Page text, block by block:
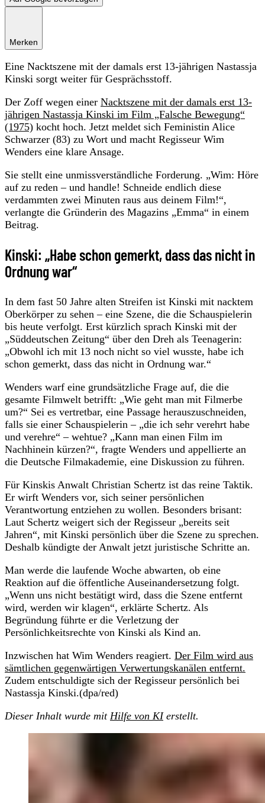
Merken
Eine Nacktszene mit der damals erst 13-jährigen Nastassja
Kinski sorgt weiter für Gesprächsstoff.
Der Zoff wegen einer Nacktszene mit der damals erst 13-
jährigen Nastassja Kinski im Film „Falsche Bewegung“
(1975) kocht hoch. Jetzt meldet sich Feministin Alice
Schwarzer (83) zu Wort und macht Regisseur Wim
Wenders eine klare Ansage.
Sie stellt eine unmissverständliche Forderung. „Wim: Höre
auf zu reden – und handle! Schneide endlich diese
verdammten zwei Minuten raus aus deinem Film!“,
verlangte die Gründerin des Magazins „Emma“ in einem
Beitrag.
Kinski: „Habe schon gemerkt, dass das nicht in
Ordnung war“
In dem fast 50 Jahre alten Streifen ist Kinski mit nacktem
Oberkörper zu sehen – eine Szene, die die Schauspielerin
bis heute verfolgt. Erst kürzlich sprach Kinski mit der
„Süddeutschen Zeitung“ über den Dreh als Teenagerin:
„Obwohl ich mit 13 noch nicht so viel wusste, habe ich
schon gemerkt, dass das nicht in Ordnung war.“
Wenders warf eine grundsätzliche Frage auf, die die
gesamte Filmwelt betrifft: „Wie geht man mit Filmerbe
um?“ Sei es vertretbar, eine Passage herauszuschneiden,
falls sie einer Schauspielerin – „die ich sehr verehrt habe
und verehre“ – wehtue? „Kann man einen Film im
Nachhinein kürzen?“, fragte Wenders und appellierte an
die Deutsche Filmakademie, eine Diskussion zu führen.
Für Kinskis Anwalt Christian Schertz ist das reine Taktik.
Er wirft Wenders vor, sich seiner persönlichen
Verantwortung entziehen zu wollen. Besonders brisant:
Laut Schertz weigert sich der Regisseur „bereits seit
Jahren“, mit Kinski persönlich über die Szene zu sprechen.
Deshalb kündigte der Anwalt jetzt juristische Schritte an.
Man werde die laufende Woche abwarten, ob eine
Reaktion auf die öffentliche Auseinandersetzung folgt.
„Wenn uns nicht bestätigt wird, dass die Szene entfernt
wird, werden wir klagen“, erklärte Schertz. Als
Begründung führte er die Verletzung der
Persönlichkeitsrechte von Kinski als Kind an.
Inzwischen hat Wim Wenders reagiert. Der Film wird aus
sämtlichen gegenwärtigen Verwertungskanälen entfernt.
Zudem entschuldigte sich der Regisseur persönlich bei
Nastassja Kinski.(dpa/red)
Dieser Inhalt wurde mit Hilfe von KIerstellt.